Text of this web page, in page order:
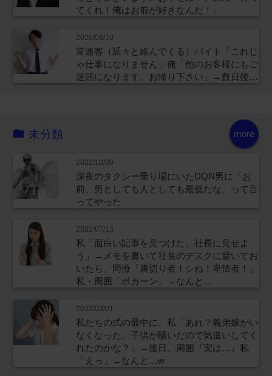
てくれ！俺はお前が好きなんだ！」
2025/06/19
常連客（延々と絡んでくる）バイト「これじ
ゃ仕事になりません」俺「他のお客様にもご
迷惑になります。お帰り下さい」→数日後…
more
未分類
2022/10/30
深夜のタクシー乗り場にいたDQN男に「お
前、男としても人としても最低だな」って言
ってやった
2022/07/13
私「面白い記事を見つけた。社長に見せよ
う」→メモを書いて社長のデスクに置いてお
いたら、同僚「裏切り者！シね！卑怯者！」
私・周囲「ポカーン」→なんと…
2022/03/01
私たちの式の最中に、私「あれ？義弟嫁がい
なくなった。子供が騒いだので気遣いしてく
れたのかな？」→後日、周囲『実は…』私
「えっ」→なんと…w